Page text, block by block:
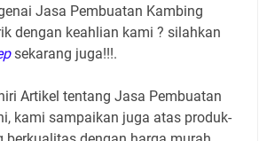
Jasa Pembuatan Kambing
dengan keahlian kami ? silahkan
sekarang juga!!!.
Artikel tentang Jasa Pembuatan
kami sampaikan juga atas produk-